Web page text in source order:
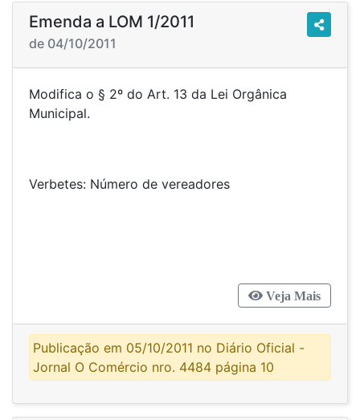
Emenda a LOM 1/2011
de 04/10/2011
Modifica o § 2º do Art. 13 da Lei Orgânica
Municipal.
Verbetes: Número de vereadores
Veja Mais
Publicação em 05/10/2011 no Diário Oficial -
Jornal O Comércio nro. 4484 página 10